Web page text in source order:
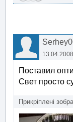
Поставил
Свет просто
Прикріплені